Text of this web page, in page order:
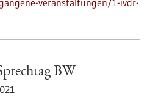
veranstaltungen/1-ivdr-
BW